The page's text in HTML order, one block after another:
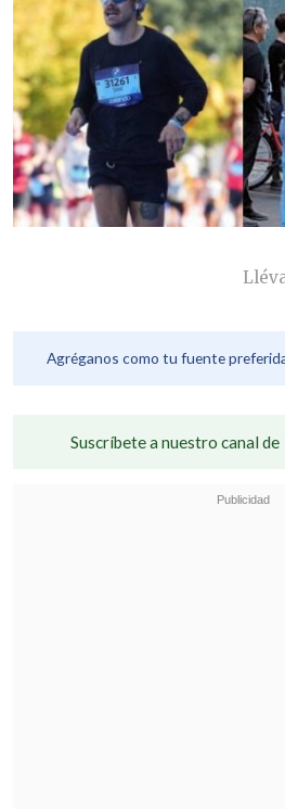
Agréganos como tu fuente
Suscríbete a nuestro canal de